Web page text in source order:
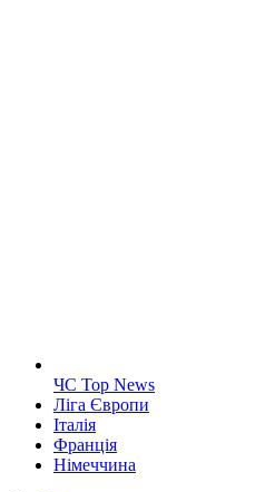
ЧС Top News
Ліга Європи
Італія
Франція
Німеччина